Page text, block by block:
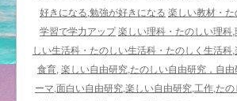
観
察
－
楽
し
好きになる,勉強が好きになる 楽しい教材・
学習で学力アップ 楽しい理科・たのしい理科
しい生活科・たのしい生活科・たのしく生活科
食育, 楽しい自由研究,たのしい自由研究，自
ーマ,面白い自由研究,楽しい自由研究,工作,た